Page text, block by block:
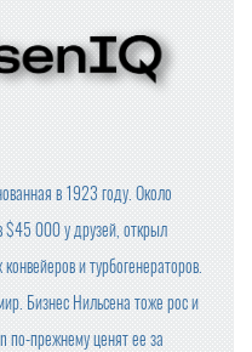
в 1923 году. Около
$45 000 у друзей, открыл
и турбогенераторов.
Бизнес Нильсена тоже рос и
по-прежнему ценят ее за